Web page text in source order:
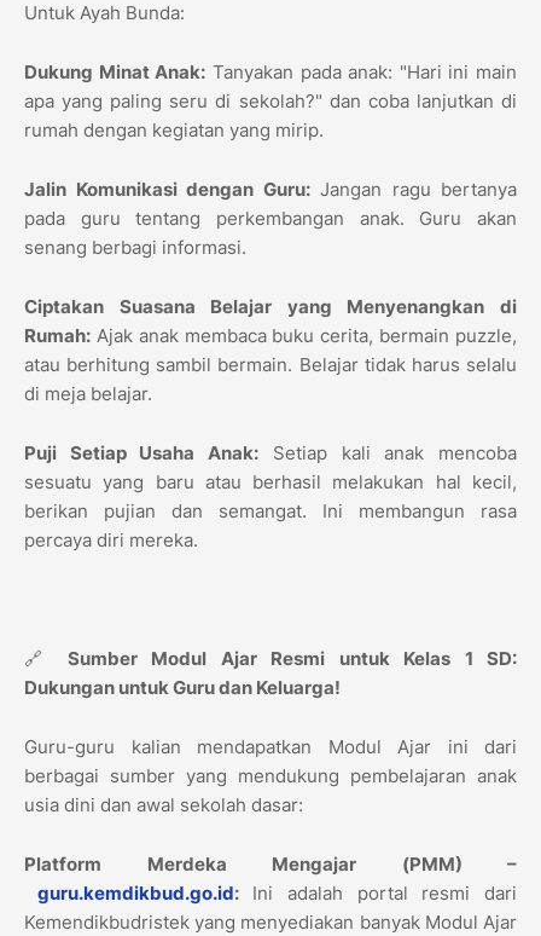
Untuk Ayah Bunda:
Dukung Minat Anak: Tanyakan pada anak: "Hari ini main
apa yang paling seru di sekolah?" dan coba lanjutkan di
rumah dengan kegiatan yang mirip.
Jalin Komunikasi dengan Guru:Jangan ragu bertanya
pada guru tentang perkembangan anak. Guru akan
senang berbagi informasi.
Ciptakan Suasana Belajar yang Menyenangkan di
Rumah: Ajak anak membaca buku cerita, bermain puzzle,
atau berhitung sambil bermain. Belajar tidak harus selalu
di meja belajar.
Puji Setiap Usaha Anak: Setiap kali anak mencoba
sesuatu yang baru atau berhasil melakukan hal kecil,
berikan pujian dan semangat. Ini membangun rasa
percaya diri mereka.
🔗 Sumber Modul Ajar Resmi untuk Kelas 1 SD:
Dukungan untuk Guru dan Keluarga!
Guru-guru kalian mendapatkan Modul Ajar ini dari
berbagai sumber yang mendukung pembelajaran anak
usia dini dan awal sekolah dasar:
Platform Merdeka Mengajar (PMM) –
guru.kemdikbud.go.id:Ini adalah portal resmi dari
Kemendikbudristek yang menyediakan banyak Modul Ajar